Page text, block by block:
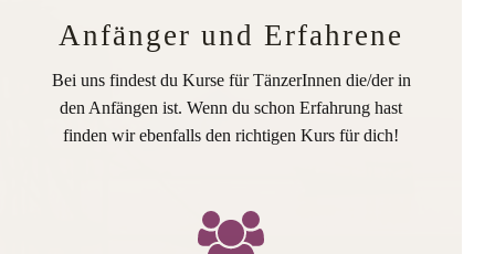
Anfänger und Erfahrene
Bei uns findest du Kurse für TänzerInnen die/der in
den Anfängen ist. Wenn du schon Erfahrung hast
finden wir ebenfalls den richtigen Kurs für dich!